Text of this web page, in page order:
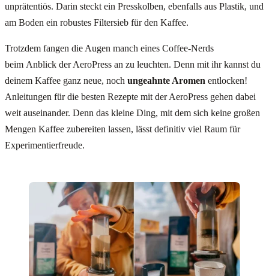
unprätentiös. Darin steckt ein Presskolben, ebenfalls aus Plastik, und
am Boden ein robustes Filtersieb für den Kaffee.
Trotzdem fangen die Augen manch eines Coffee-Nerds
beim Anblick der AeroPress an zu leuchten. Denn mit ihr kannst du
deinem Kaffee ganz neue, noch ungeahnte Aromen entlocken!
Anleitungen für die besten Rezepte mit der AeroPress gehen dabei
weit auseinander. Denn das kleine Ding, mit dem sich keine großen
Mengen Kaffee zubereiten lassen, lässt definitiv viel Raum für
Experimentierfreude.